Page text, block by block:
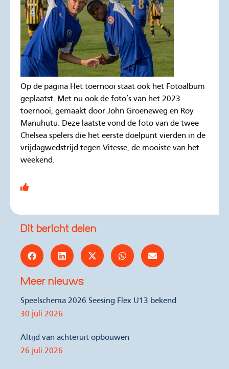
Op de pagina Het toernooi staat ook het Fotoalbum
geplaatst. Met nu ook de foto’s van het 2023
toernooi, gemaakt door John Groeneweg en Roy
Manuhutu. Deze laatste vond de foto van de twee
Chelsea spelers die het eerste doelpunt vierden in de
vrijdagwedstrijd tegen Vitesse, de mooiste van het
weekend.
Dit bericht delen
Meer nieuws
Speelschema 2026 Seesing Flex U13 bekend
30 juli 2026
Altijd van achteruit opbouwen
26 juli 2026